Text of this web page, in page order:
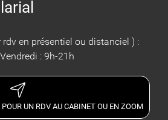
en présentiel ou distanciel ) :
: 9h-21h
UN RDV AU CABINET OU EN ZOOM